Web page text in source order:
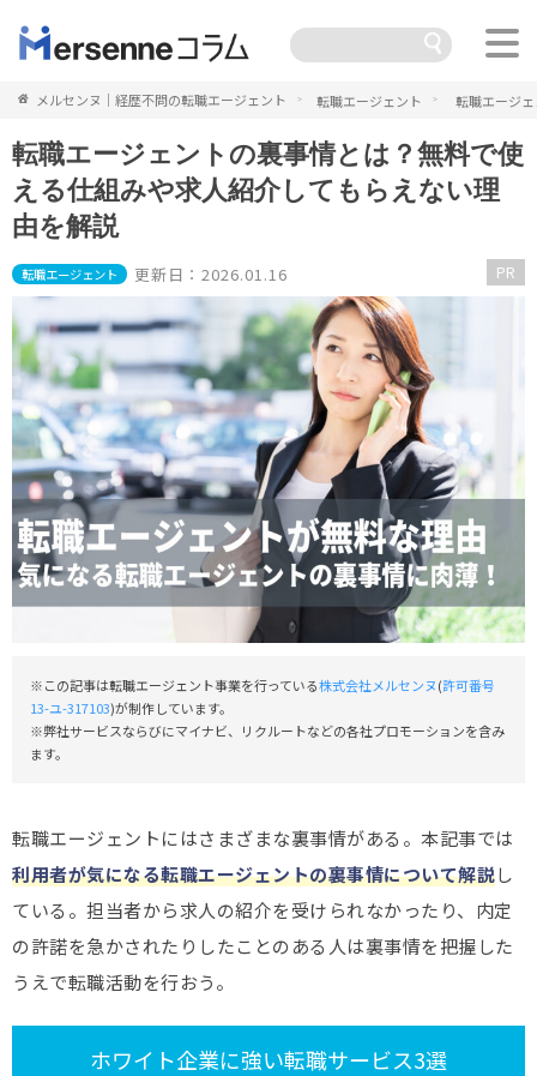
メルセンヌ｜経歴不問の転職エージェント 転職エージェント 転職エージ
転職エージェントの裏事情とは？無料で使
える仕組みや求人紹介してもらえない理
由を解説
転職エージェント 更新日：2026.01.16 PR
※この記事は転職エージェント事業を行っている株式会社メルセンヌ(許可番号
13-ユ-317103)が制作しています。
※弊社サービスならびにマイナビ、リクルートなどの各社プロモーションを含み
ます。
転職エージェントにはさまざまな裏事情がある。本記事では
利用者が気になる転職エージェントの裏事情について解説し
ている。担当者から求人の紹介を受けられなかったり、内定
の許諾を急かされたりしたことのある人は裏事情を把握した
うえで転職活動を行おう。
ホワイト企業に強い転職サービス3選